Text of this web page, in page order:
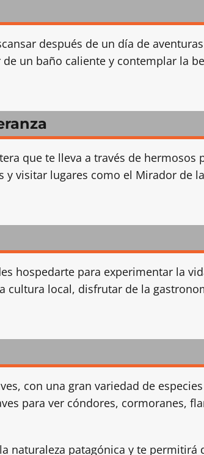
después de un día de
un baño caliente y contemplar la
que te lleva a través de hermosos
visitar lugares como el Mirador de
hospedarte para experimentar la
cultura local, disfrutar de la
con una gran variedad de
para ver cóndores, cormoranes,
naturaleza patagónica y te